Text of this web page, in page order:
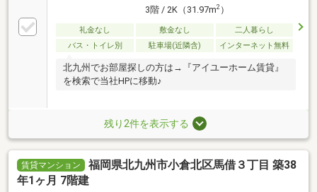
3階 / 2K（31.97m2）
礼金なし 敷金なし
二人暮らし
バス・トイレ別
駐車場(近隣含) インターネット無料
北九州でお部屋探しの方は→『アイユーホーム賃貸』
を検索で当社HPに移動♪
残り2件を表示する
賃貸マンション
福岡県北九州市小倉北区馬借３丁目 築38
年1ヶ月 7階建